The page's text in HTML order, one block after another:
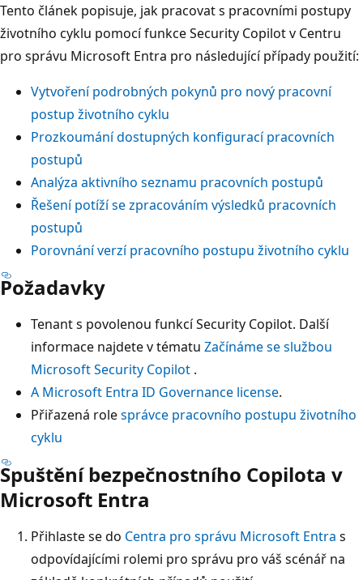
Tento článek popisuje, jak pracovat s pracovními postupy
životního cyklu pomocí funkce Security Copilot v Centru
pro správu Microsoft Entra pro následující případy použití:
Vytvoření podrobných pokynů pro nový pracovní
postup životního cyklu
Prozkoumání dostupných konfigurací pracovních
postupů
Analýza aktivního seznamu pracovních postupů
Řešení potíží se zpracováním výsledků pracovních
postupů
Porovnání verzí pracovního postupu životního cyklu
Požadavky
Tenant s povolenou funkcí Security Copilot. Další
informace najdete v tématu Začínáme se službou
Microsoft Security Copilot .
A Microsoft Entra ID Governance license.
Přiřazená rolesprávce pracovního postupu životního
cyklu
Spuštění bezpečnostního Copilota v
Microsoft Entra
Přihlaste se do Centra pro správu Microsoft Entra s
odpovídajícími rolemi pro správu pro váš scénář na